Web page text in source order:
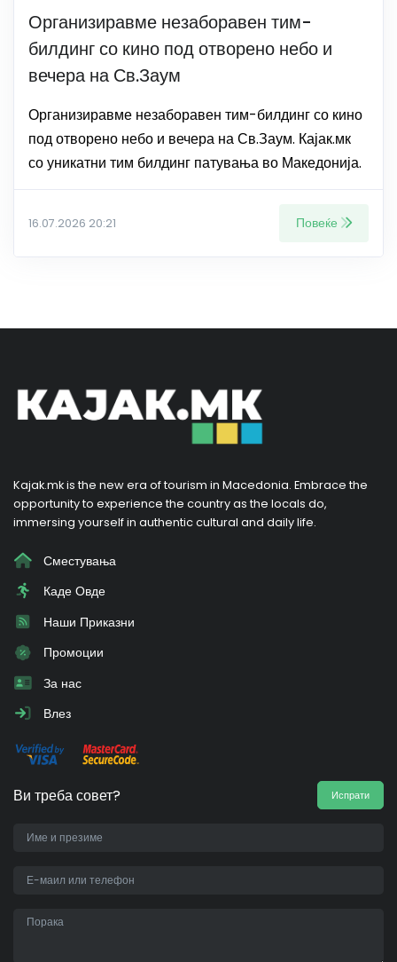
Организиравме незаборавен тим-
билдинг со кино под отворено небо и
вечера на Св.Заум
Организиравме незаборавен тим-билдинг со кино
под отворено небо и вечера на Св.Заум. Кајак.мк
со уникатни тим билдинг патувања во Македонија.
16.07.2026 20:21 Повеќе
Kajak.mk is the new era of tourism in Macedonia. Embrace the
opportunity to experience the country as the locals do,
immersing yourself in authentic cultural and daily life.
Сместувања
Каде Овде
Наши Приказни
Промоции
За нас
Влез
Ви треба совет? Испрати